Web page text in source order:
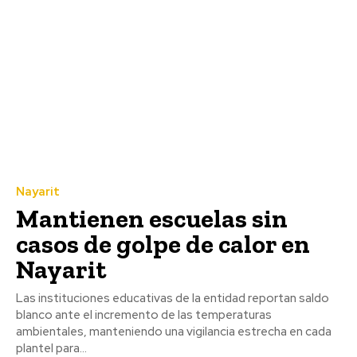
Nayarit
Mantienen escuelas sin
casos de golpe de calor en
Nayarit
Las instituciones educativas de la entidad reportan saldo
blanco ante el incremento de las temperaturas
ambientales, manteniendo una vigilancia estrecha en cada
plantel para...